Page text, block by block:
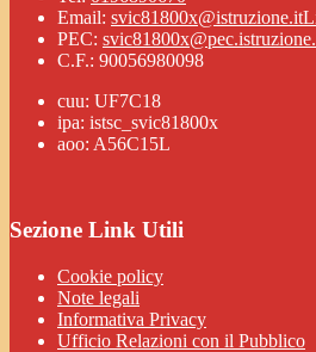
Email: svic81800x@istruzione.it
PEC:
C.F.: 90056980098
cuu: UF7C18
ipa: istsc_svic81800x
aoo: A56C15L
Sezione Link Utili
Cookie policy
Note legali
Informativa Privacy
Ufficio Relazioni con il Pubblico